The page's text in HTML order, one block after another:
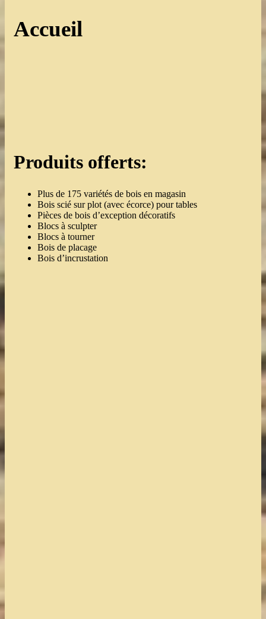
Accueil
Produits offerts:
Plus de 175 variétés de bois en magasin
Bois scié sur plot (avec écorce) pour tables
Pièces de bois d’exception décoratifs
Blocs à sculpter
Blocs à tourner
Bois de placage
Bois d’incrustation